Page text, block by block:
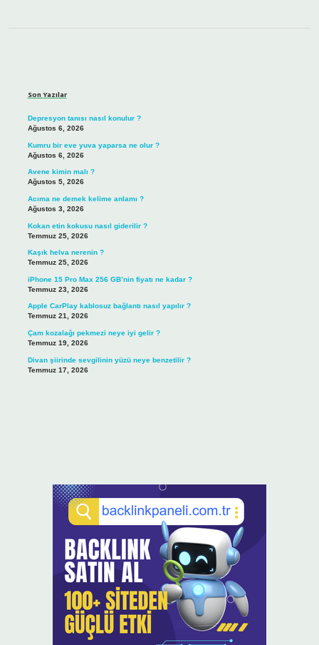
Son Yazılar
Depresyon tanısı nasıl konulur ?
Ağustos 6, 2026
Kumru bir eve yuva yaparsa ne olur ?
Ağustos 6, 2026
Avene kimin malı ?
Ağustos 5, 2026
Acıma ne demek kelime anlamı ?
Ağustos 3, 2026
Kokan etin kokusu nasıl giderilir ?
Temmuz 25, 2026
Kaşık helva nerenin ?
Temmuz 25, 2026
iPhone 15 Pro Max 256 GB’nin fiyatı ne kadar ?
Temmuz 23, 2026
Apple CarPlay kablosuz bağlantı nasıl yapılır ?
Temmuz 21, 2026
Çam kozalağı pekmezi neye iyi gelir ?
Temmuz 19, 2026
Divan şiirinde sevgilinin yüzü neye benzetilir ?
Temmuz 17, 2026